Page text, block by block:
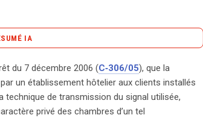
IA
clarifie le cadre juridique entourant la
hôteliers. Dans l’arrêt du 7 décembre 2006,
dans des chambres d’hôtel constitue un
du 7 décembre 2006 (C‑306/05), que la
un établissement hôtelier aux clients installés
de transmission du signal utilisée,
privé des chambres d’un tel